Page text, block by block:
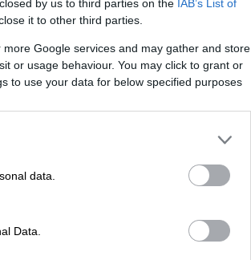
by us to third parties on the IAB’s List of
it to other third parties.
Google services and may gather and store
or usage behaviour. You may click to grant or
to use your data for below specified purposes
data.
Data.